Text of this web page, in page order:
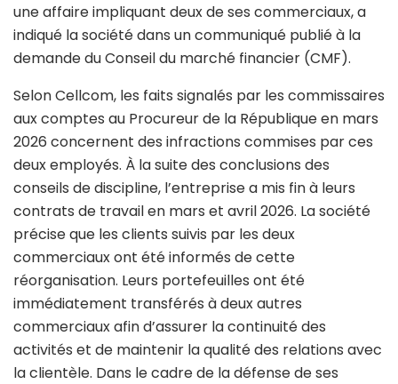
une affaire impliquant deux de ses commerciaux, a
indiqué la société dans un communiqué publié à la
demande du Conseil du marché financier (CMF).
Selon Cellcom, les faits signalés par les commissaires
aux comptes au Procureur de la République en mars
2026 concernent des infractions commises par ces
deux employés. À la suite des conclusions des
conseils de discipline, l’entreprise a mis fin à leurs
contrats de travail en mars et avril 2026. La société
précise que les clients suivis par les deux
commerciaux ont été informés de cette
réorganisation. Leurs portefeuilles ont été
immédiatement transférés à deux autres
commerciaux afin d’assurer la continuité des
activités et de maintenir la qualité des relations avec
la clientèle. Dans le cadre de la défense de ses